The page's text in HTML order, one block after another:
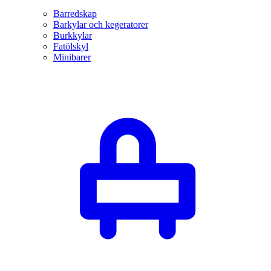
Barredskap
Barkylar och kegeratorer
Burkkylar
Fatölskyl
Minibarer